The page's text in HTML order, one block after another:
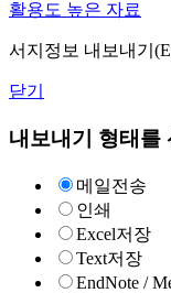
활용도 높은 자료
서지정보 내보내기
닫기
내보내기 형태를
메일전송
인쇄
Excel저장
Text저장
EndNote /